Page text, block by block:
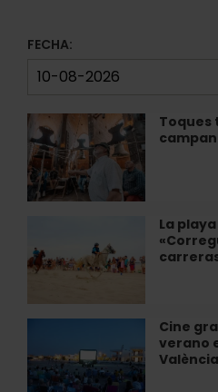
FECHA:
Toques
Toques
tradicionales
de
campanas
en
La
playa
de
acoge
las
de
Joies»:
Cine
verano
València
y